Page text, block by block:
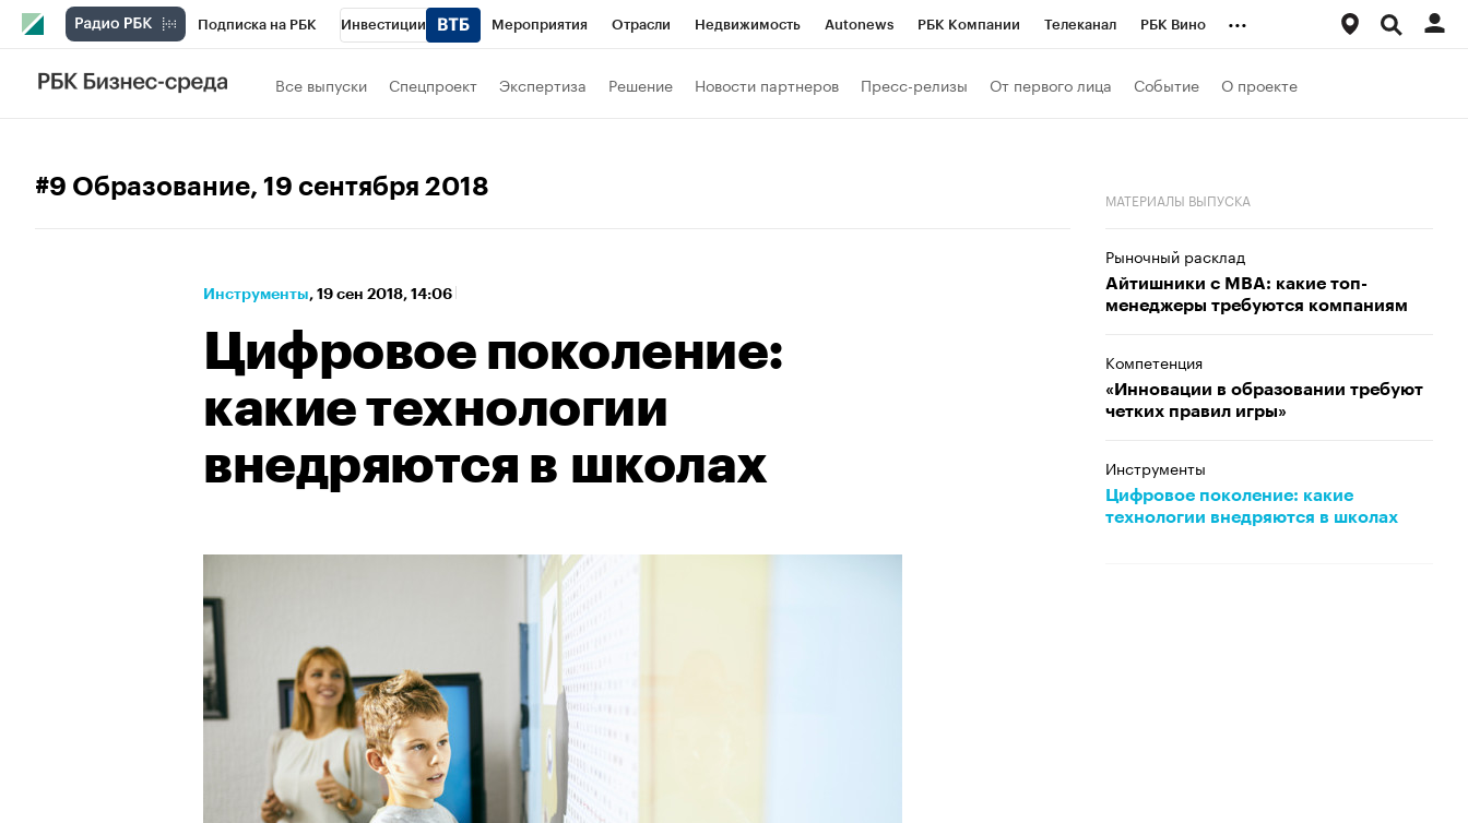
Подписка на РБК Инвестиции Мероприятия Отрасли Недвижимость Autonews РБК Компании Телеканал РБК Вино
Спорт
Конференции СПб
...
Все выпуски Спецпроект Экспертиза Решение Новости партнеров Пресс-релизы От первого лица Событие О проекте
#9 Образование, 19 сентября 2018
Инструменты⁠, 19 сен 2018, 14:06
Цифровое поколение:
какие технологии
внедряются в школах
МАТЕРИАЛЫ ВЫПУСКА
Рыночный расклад
Айтишники с MBA: какие топ-
менеджеры требуются компаниям
Компетенция
«Инновации в образовании требуют
четких правил игры»
Инструменты
Цифровое поколение: какие
технологии внедряются в школах